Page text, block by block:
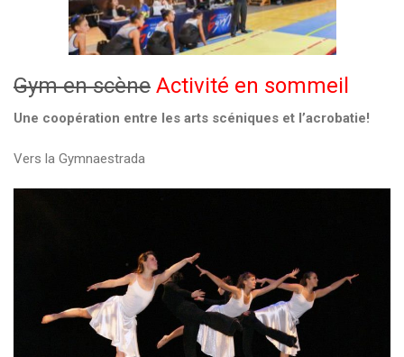
Gym en scène Activité en sommeil
Une coopération entre les arts scéniques et l’acrobatie!
Vers la Gymnaestrada